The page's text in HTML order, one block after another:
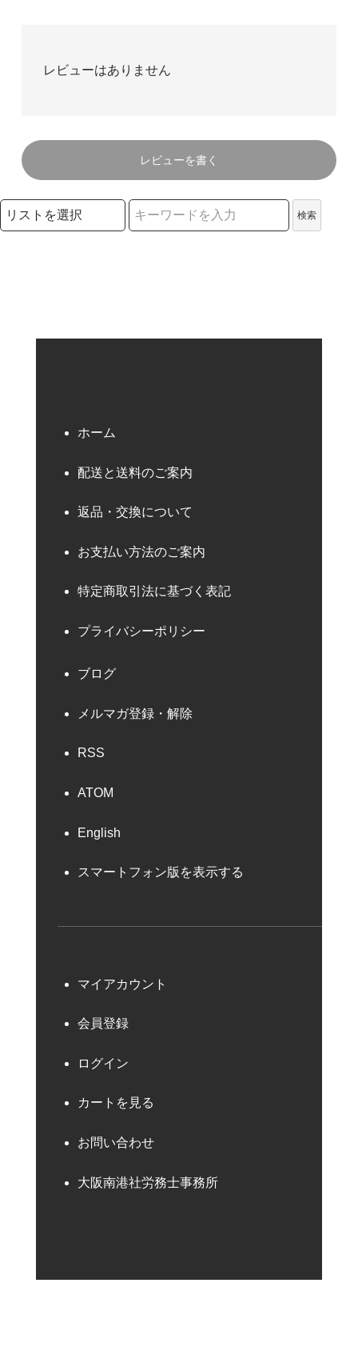
レビューはありません
レビューを書く
検索リストの選択
検索
ホーム
配送と送料のご案内
返品・交換について
お支払い方法のご案内
特定商取引法に基づく表記
プライバシーポリシー
ブログ
メルマガ登録・解除
RSS
ATOM
English
スマートフォン版を表示する
マイアカウント
会員登録
ログイン
カートを見る
お問い合わせ
大阪南港社労務士事務所